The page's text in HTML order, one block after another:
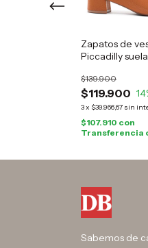
Zapatos de
Piccadilly suela
$119.900
$139.900
14
3x $39.966,67 sin
$107.910 con
Transferencia
Sabemos de